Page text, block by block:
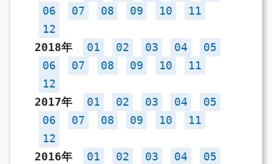
06
07 08 09 10
11
12
2018年
01 02 03 04
05
06
07 08 09 10
11
12
2017年
01 02 03 04
05
06
07 08 09 10
11
12
2016年
01 02 03 04
05